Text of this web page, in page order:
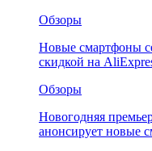
Обзоры
Новые смартфоны
скидкой на
Обзоры
Новогодняя
анонсирует новые